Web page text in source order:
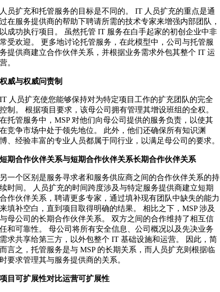
人员扩充和托管服务的目标是不同的。 IT 人员扩充的重点是通
过在服务提供商的帮助下聘请所需的技术专家来增强内部团队，
以成功执行项目。 虽然托管 IT 服务在白手起家的初创企业中非
常受欢迎。 更多地讨论托管服务，在此模型中，公司与托管服
务提供商建立合作伙伴关系，并根据业务需求外包其整个 IT 运
营。
权威与权威问责制
IT 人员扩充使您能够保持对为特定项目工作的扩充团队的完全
控制。 根据项目要求，该母公司拥有管理其增设班组的全权。
在托管服务中，MSP 对他们向母公司提供的服务负责，以使其
在竞争市场中处于领先地位。 此外，他们还确保所有知识渊
博、经验丰富的专业人员都属于同行业，以满足母公司的要求。
短期合作伙伴关系与短期合作伙伴关系长期合作伙伴关系
另一个区别是服务寻求者和服务供应商之间的合作伙伴关系的持
续时间。 人员扩充的时间跨度涉及与特定服务提供商建立短期
合作伙伴关系，聘请更多专家，通过填补现有团队中缺失的能力
来填补空白，直到项目取得明确的结果。 相比之下，MSP 涉及
与母公司的长期合作伙伴关系。 双方之间的合作维持了相互信
任和可靠性。 母公司将所有安全信息、公司概况以及先决业务
需求共享给第三方，以外包整个 IT 基础设施和运营。 因此，简
而言之，托管服务是与 MSP 的长期关系，而人员扩充则根据临
时要求管理其与服务提供商的关系。
项目可扩展性对比运营可扩展性